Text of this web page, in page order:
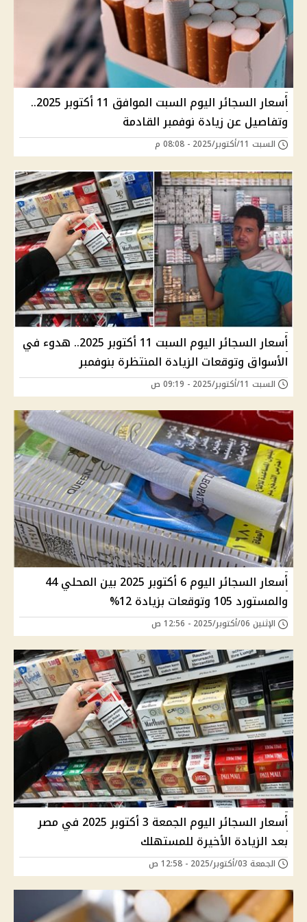
أسعار السجائر اليوم السبت الموافق 11 أكتوبر 2025..
وتفاصيل عن زيادة نوفمبر القادمة
السبت 11/أكتوبر/2025 - 08:08 م
أسعار السجائر اليوم السبت 11 أكتوبر 2025.. هدوء في
الأسواق وتوقعات الزيادة المنتظرة بنوفمبر
السبت 11/أكتوبر/2025 - 09:19 ص
أسعار السجائر اليوم 6 أكتوبر 2025 بين المحلي 44
والمستورد 105 وتوقعات بزيادة 12%
الإثنين 06/أكتوبر/2025 - 12:56 ص
أسعار السجائر اليوم الجمعة 3 أكتوبر 2025 في مصر
بعد الزيادة الأخيرة للمستهلك
الجمعة 03/أكتوبر/2025 - 12:58 ص